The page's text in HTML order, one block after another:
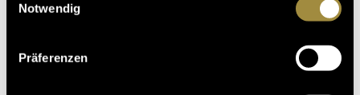
Notwendig
Präferenzen
ch.ch, da diese eine Informationsseite zu Themen
rund um das Leben in der Schweiz ist.